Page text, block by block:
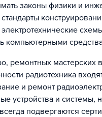
законы физики и
электротехнические
компьютерными
ремонтных мастерских
радиотехника
и ремонт
устройства и системы,
подвергаются